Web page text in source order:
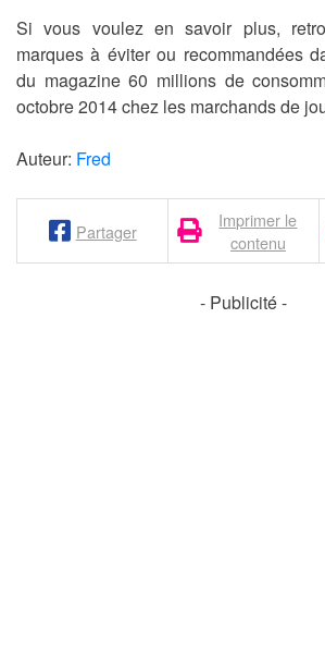
Si vous voulez en savoir plus,
marques à éviter ou recommandées
du magazine 60 millions de
octobre 2014 chez les marchands de
Auteur: Fred
Partager
Imprimer le
contenu
- Publicité -